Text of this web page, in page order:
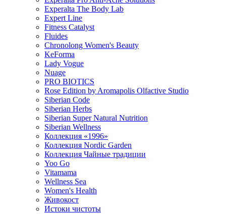
Experalta The Body Lab
Expert Line
Fitness Catalyst
Fluides
Chronolong Women's Beauty
KeForma
Lady Vogue
Nuage
PRO BIOTICS
Rose Edition by Aromapolis Olfactive Studio
Siberian Code
Siberian Herbs
Siberian Super Natural Nutrition
Siberian Wellness
Коллекция «1996»
Коллекция Nordic Garden
Коллекция Чайные традиции
Yoo Go
Vitamama
Wellness Sea
Women's Health
Живокост
Истоки чистоты